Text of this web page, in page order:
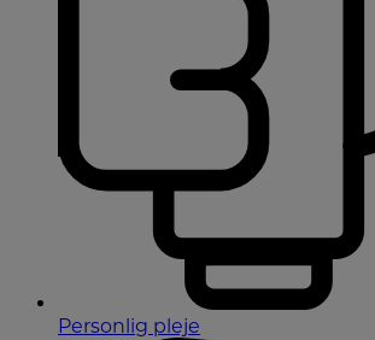
Personlig pleje